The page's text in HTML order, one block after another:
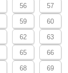
56 57
59 60
62 63
65 66
68 69